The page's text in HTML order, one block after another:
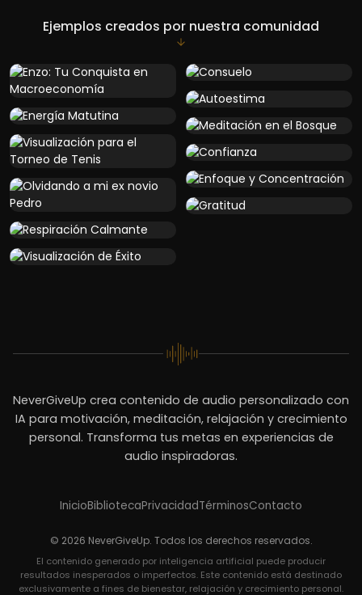
Ejemplos creados por nuestra comunidad
NeverGiveUp crea contenido de audio personalizado con
IA para motivación, meditación, relajación y crecimiento
personal. Transforma tus metas en experiencias de
audio inspiradoras.
InicioBibliotecaPrivacidadTérminosContacto
© 2026 NeverGiveUp. Todos los derechos reservados.
El contenido generado por inteligencia artificial puede producir
resultados inesperados o imperfectos. Este contenido está destinado
exclusivamente a fines de bienestar, relajación y crecimiento personal.